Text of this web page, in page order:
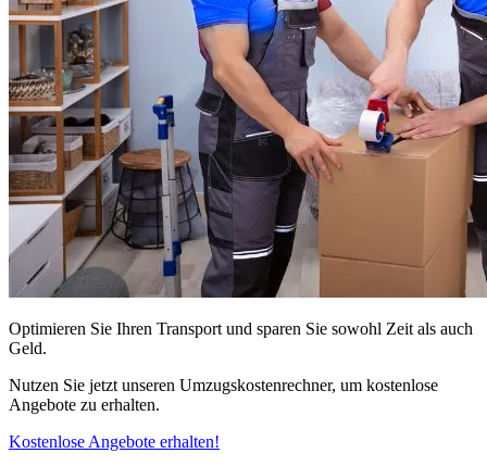
Optimieren Sie Ihren Transport und sparen Sie sowohl Zeit als auch
Geld.
Nutzen Sie jetzt unseren Umzugskostenrechner, um kostenlose
Angebote zu erhalten.
Kostenlose Angebote erhalten!